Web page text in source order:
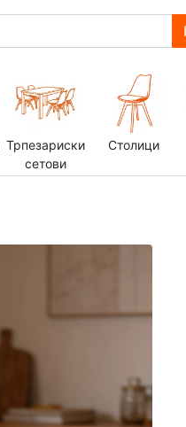
Трпезариски
сетови
Столици